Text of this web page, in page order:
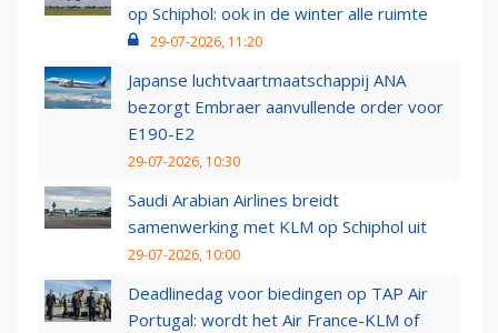
op Schiphol: ook in de winter alle ruimte
29-07-2026, 11:20
Japanse luchtvaartmaatschappij ANA
bezorgt Embraer aanvullende order voor
E190-E2
29-07-2026, 10:30
Saudi Arabian Airlines breidt
samenwerking met KLM op Schiphol uit
29-07-2026, 10:00
Deadlinedag voor biedingen op TAP Air
Portugal: wordt het Air France-KLM of